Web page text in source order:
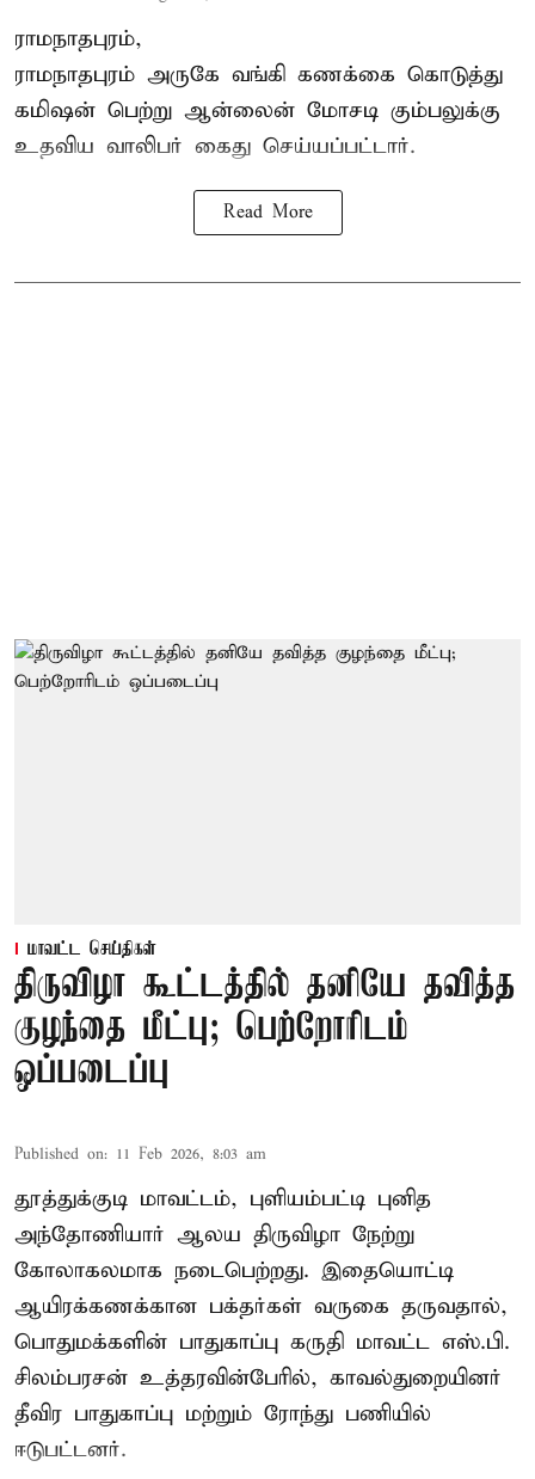
ராமநாதபுரம்,
ராமநாதபுரம் அருகே வங்கி கணக்கை கொடுத்து
கமிஷன் பெற்று ஆன்லைன் மோசடி கும்பலுக்கு
உதவிய வாலிபர் கைது செய்யப்பட்டார்.
Read More
மாவட்ட செய்திகள்
திருவிழா கூட்டத்தில் தனியே தவித்த
குழந்தை மீட்பு; பெற்றோரிடம்
ஒப்படைப்பு
Published on: 11 Feb 2026, 8:03 am
தூத்துக்குடி மாவட்டம், புளியம்பட்டி புனித
அந்தோணியார் ஆலய திருவிழா நேற்று
கோலாகலமாக நடைபெற்றது. இதையொட்டி
ஆயிரக்கணக்கான பக்தர்கள் வருகை தருவதால்,
பொதுமக்களின் பாதுகாப்பு கருதி மாவட்ட எஸ்.பி.
சிலம்பரசன் உத்தரவின்பேரில், காவல்துறையினர்
தீவிர பாதுகாப்பு மற்றும் ரோந்து பணியில்
ஈடுபட்டனர்.